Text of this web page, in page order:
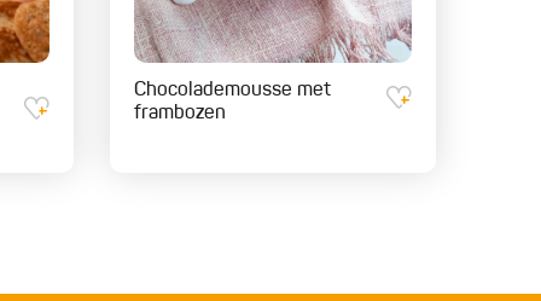
Chocolademousse met
frambozen